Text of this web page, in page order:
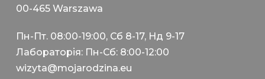
00-465 Warszawa
Пн-Пт. 08:00-19:00, Сб 8-17, Нд 9-17
Лабораторія: Пн-Сб: 8:00-12:00
wizyta@mojarodzina.eu